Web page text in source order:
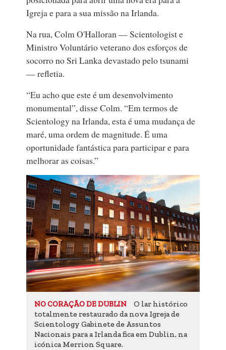
Igreja e para a sua missão na Irlanda.
Na rua, Colm O'Halloran — Scientologist e
Ministro Voluntário veterano dos esforços de
socorro no Sri Lanka devastado pelo tsunami
— refletia.
“Eu acho que este é um desenvolvimento
monumental”, disse Colm. “Em termos de
Scientology na Irlanda, esta é uma mudança de
maré, uma ordem de magnitude. É uma
oportunidade fantástica para participar e para
melhorar as coisas.”
NO CORAÇÃO DE DUBLIN
O lar histórico
totalmente restaurado da nova Igreja de
Scientology Gabinete de Assuntos
Nacionais para a Irlanda fica em Dublin, na
icónica Merrion Square.